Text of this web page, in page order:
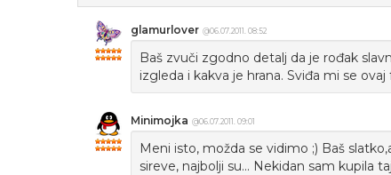
glamurlover @06.07.2011. 08:52
Baš zvuči zgodno detalj da je rođak
izgleda i kakva je hrana. Sviđa mi se ovaj
Minimojka @06.07.2011. 09:01
Meni isto, možda se vidimo ;) Baš
sireve, najbolji su... Nekidan sam kupila